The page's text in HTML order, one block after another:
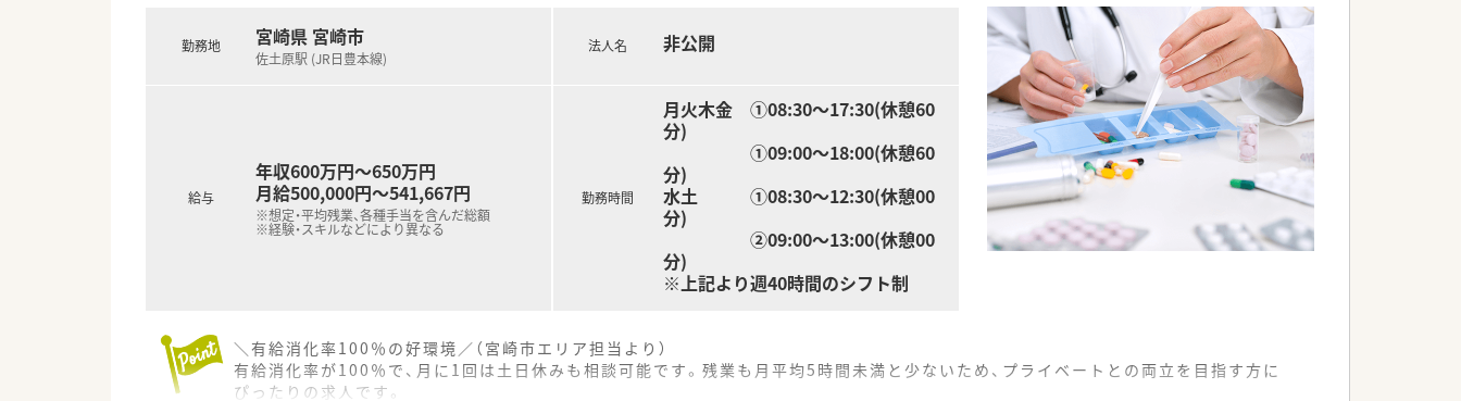
勤務地 宮崎県 宮崎市
佐土原駅 (JR日豊本線)
給与
年収600万円～650万円
月給500,000円～541,667円
※想定・平均残業、各種手当を含んだ総額
※経験・スキルなどにより異なる
法人名 非公開
勤務時間
月火木金 ➀08:30～17:30(休憩60
分)
➀09:00～18:00(休憩60
分)
水土 ➀08:30～12:30(休憩00
分)
➁09:00～13:00(休憩00
分)
※上記より週40時間のシフト制
＼有給消化率100％の好環境／（宮崎市エリア担当より）
有給消化率が100％で、月に1回は土日休みも相談可能です。残業も月平均5時間未満と少ないため、プライベートとの両立を目指す方に
ぴったりの求人です。